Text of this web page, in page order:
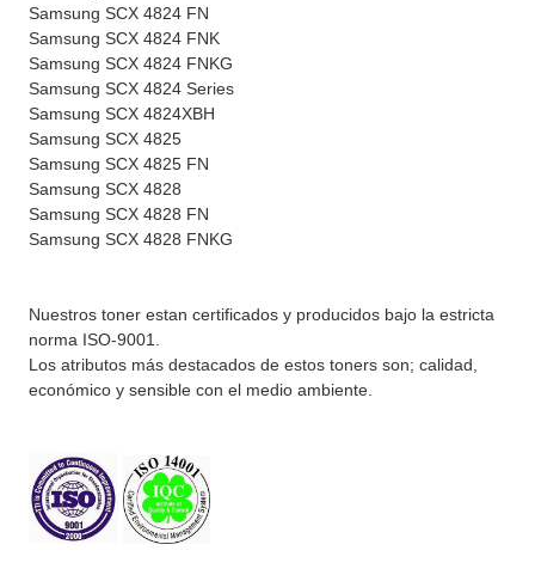
Samsung SCX 4824 FN
Samsung SCX 4824 FNK
Samsung SCX 4824 FNKG
Samsung SCX 4824 Series
Samsung SCX 4824XBH
Samsung SCX 4825
Samsung SCX 4825 FN
Samsung SCX 4828
Samsung SCX 4828 FN
Samsung SCX 4828 FNKG
Nuestros toner estan certificados y producidos bajo la estricta
norma ISO-9001.
Los atributos más destacados de estos toners son; calidad,
económico y sensible con el medio ambiente.